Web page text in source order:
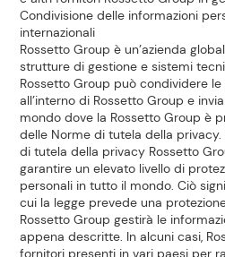
Condivisione delle informazioni
internazionali
Rossetto Group è un’azienda
strutture di gestione e sistemi
Rossetto Group può condividere
all’interno di Rossetto Group e
mondo dove la Rossetto Group è
delle Norme di tutela della
di tutela della privacy Rossetto
garantire un elevato livello di
personali in tutto il mondo. Ciò
cui la legge prevede una
Rossetto Group gestirà le
appena descritte. In alcuni casi,
fornitori presenti in vari paesi per